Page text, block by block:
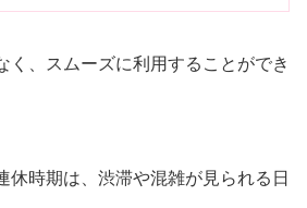
く、スムーズに利用することができ
休時期は、渋滞や混雑が見られる日